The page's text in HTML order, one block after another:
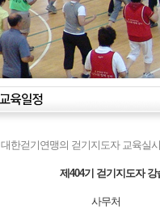
대한걷기연맹의 걷기지도자 교육실
제404기 걷기지도자 강
사무처